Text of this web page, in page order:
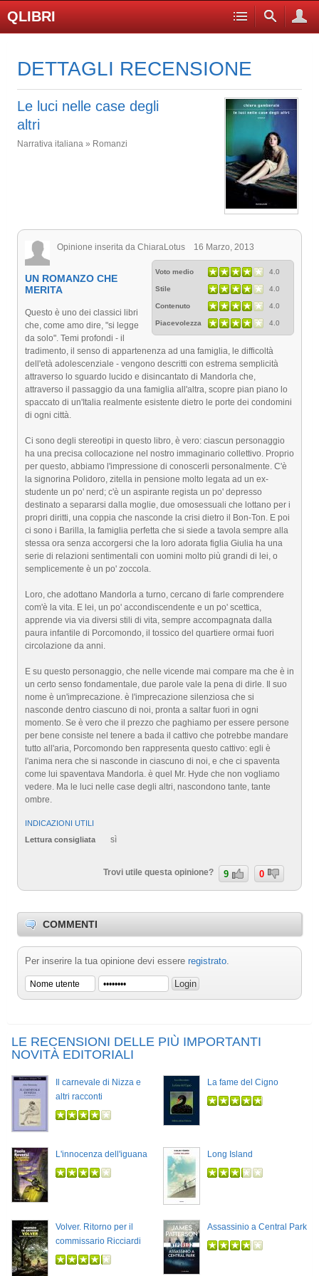
QLIBRI
DETTAGLI RECENSIONE
Le luci nelle case degli
altri
Narrativa italiana » Romanzi
Opinione inserita da ChiaraLotus 16 Marzo, 2013
Voto medio 4.0
Stile 4.0
Contenuto 4.0
Piacevolezza 4.0
UN ROMANZO CHE
MERITA
Questo è uno dei classici libri
che, come amo dire, "si legge
da solo". Temi profondi - il
tradimento, il senso di appartenenza ad una famiglia, le difficoltà
dell'età adolescenziale - vengono descritti con estrema semplicità
attraverso lo sguardo lucido e disincantato di Mandorla che,
attraverso il passaggio da una famiglia all'altra, scopre pian piano lo
spaccato di un'Italia realmente esistente dietro le porte dei condomini
di ogni città.
Ci sono degli stereotipi in questo libro, è vero: ciascun personaggio
ha una precisa collocazione nel nostro immaginario collettivo. Proprio
per questo, abbiamo l'impressione di conoscerli personalmente. C'è
la signorina Polidoro, zitella in pensione molto legata ad un ex-
studente un po' nerd; c'è un aspirante regista un po' depresso
destinato a separarsi dalla moglie, due omosessuali che lottano per i
propri diritti, una coppia che nasconde la crisi dietro il Bon-Ton. E poi
ci sono i Barilla, la famiglia perfetta che si siede a tavola sempre alla
stessa ora senza accorgersi che la loro adorata figlia Giulia ha una
serie di relazioni sentimentali con uomini molto più grandi di lei, o
semplicemente è un po' zoccola.
Loro, che adottano Mandorla a turno, cercano di farle comprendere
com'è la vita. E lei, un po' accondiscendente e un po' scettica,
apprende via via diversi stili di vita, sempre accompagnata dalla
paura infantile di Porcomondo, il tossico del quartiere ormai fuori
circolazione da anni.
E su questo personaggio, che nelle vicende mai compare ma che è in
un certo senso fondamentale, due parole vale la pena di dirle. Il suo
nome è un'imprecazione. è l'imprecazione silenziosa che si
nasconde dentro ciascuno di noi, pronta a saltar fuori in ogni
momento. Se è vero che il prezzo che paghiamo per essere persone
per bene consiste nel tenere a bada il cattivo che potrebbe mandare
tutto all'aria, Porcomondo ben rappresenta questo cattivo: egli è
l'anima nera che si nasconde in ciascuno di noi, e che ci spaventa
come lui spaventava Mandorla. è quel Mr. Hyde che non vogliamo
vedere. Ma le luci nelle case degli altri, nascondono tante, tante
ombre.
INDICAZIONI UTILI
Lettura consigliata
sì
Trovi utile questa opinione? 9 0
COMMENTI
Per inserire la tua opinione devi essere registrato.
LE RECENSIONI DELLE PIÙ IMPORTANTI
NOVITÀ EDITORIALI
Il carnevale di Nizza e
altri racconti
La fame del Cigno
L'innocenza dell'iguana Long Island
Volver. Ritorno per il
commissario Ricciardi
Assassinio a Central Park